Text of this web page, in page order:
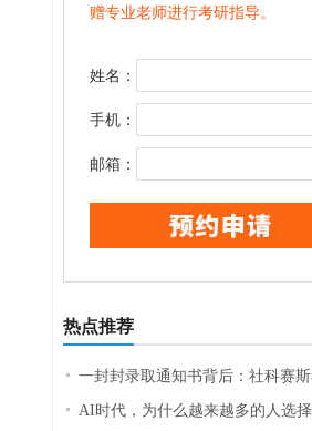
赠专业老师进行考研指导。
姓名：
手机：
邮箱：
热点推荐
一封封录取通知书背后：社科赛
AI时代，为什么越来越多的人选